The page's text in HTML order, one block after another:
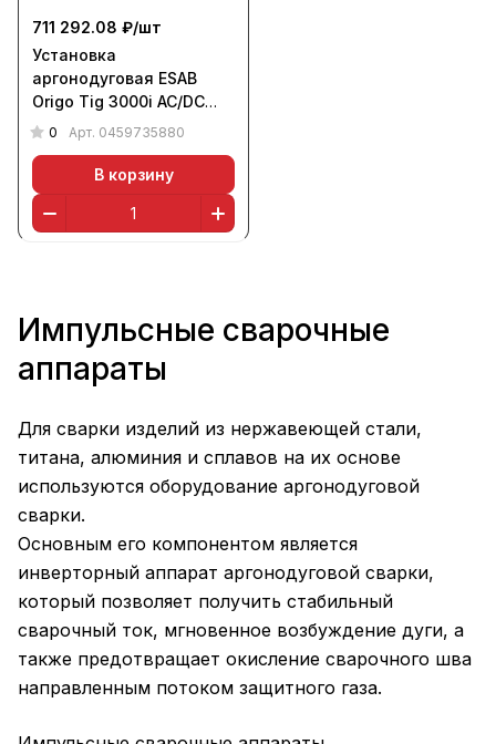
711 292.08 ₽/шт
Установка
аргонодуговая ESAB
Origo Tig 3000i AC/DC
TA24 (380 В)
0 Арт. 0459735880
В корзину
Импульсные сварочные
аппараты
Для сварки изделий из нержавеющей стали,
титана, алюминия и сплавов на их основе
используются оборудование аргонодуговой
сварки.
Основным его компонентом является
инверторный аппарат аргонодуговой сварки,
который позволяет получить стабильный
сварочный ток, мгновенное возбуждение дуги, а
также предотвращает окисление сварочного шва
направленным потоком защитного газа.